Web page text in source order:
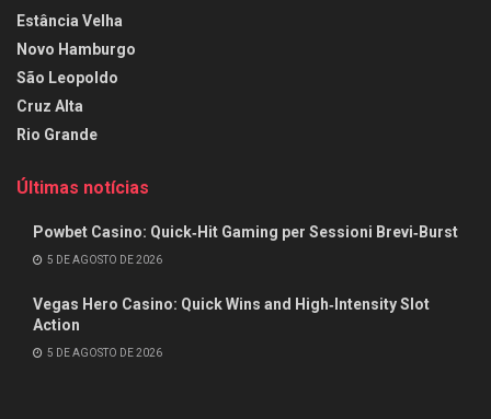
Estância Velha
Novo Hamburgo
São Leopoldo
Cruz Alta
Rio Grande
Últimas notícias
Powbet Casino: Quick‑Hit Gaming per Sessioni Brevi‑Burst
5 DE AGOSTO DE 2026
Vegas Hero Casino: Quick Wins and High‑Intensity Slot
Action
5 DE AGOSTO DE 2026